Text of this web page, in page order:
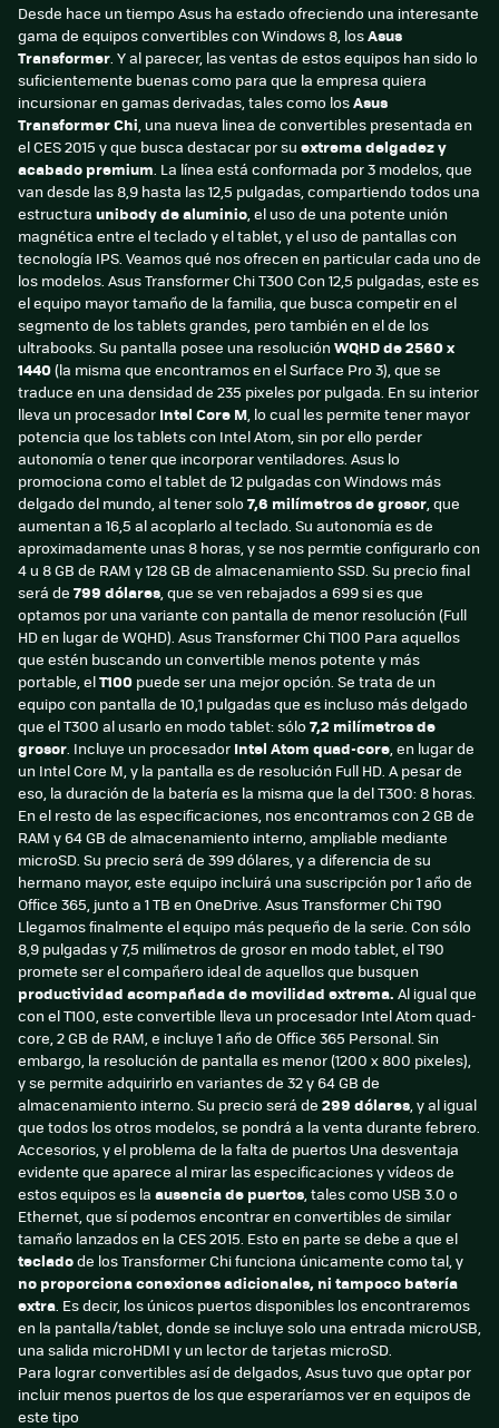
Desde hace un tiempo Asus ha estado ofreciendo una interesante
gama de equipos convertibles con Windows 8, losAsus
Transformer. Y al parecer, las ventas de estos equipos han sido lo
suficientemente buenas como para que la empresa quiera
incursionar en gamas derivadas, tales como losAsus
Transformer Chi, una nueva linea de convertibles presentada en
el CES 2015 y que busca destacar por su extrema delgadez y
acabado premium. La línea está conformada por 3 modelos, que
van desde las 8,9 hasta las 12,5 pulgadas, compartiendo todos una
estructura unibody de aluminio, el uso de una potente unión
magnética entre el teclado y el tablet, y el uso de pantallas con
tecnología IPS. Veamos qué nos ofrecen en particular cada uno de
los modelos. Asus Transformer Chi T300 Con 12,5 pulgadas, este es
el equipo mayor tamaño de la familia, que busca competir en el
segmento de los tablets grandes, pero también en el de los
ultrabooks. Su pantalla posee una resoluciónWQHD de 2560 x
1440(la misma que encontramos en el Surface Pro 3), que se
traduce en una densidad de 235 pixeles por pulgada. En su interior
lleva un procesador Intel Core M, lo cual les permite tener mayor
potencia que los tablets con Intel Atom, sin por ello perder
autonomía o tener que incorporar ventiladores. Asus lo
promociona como el tablet de 12 pulgadas con Windows más
delgado del mundo, al tener solo7,6 milímetros de grosor, que
aumentan a 16,5 al acoplarlo al teclado. Su autonomía es de
aproximadamente unas 8 horas, y se nos permtie configurarlo con
4 u 8 GB de RAM y 128 GB de almacenamiento SSD. Su precio final
será de 799 dólares, que se ven rebajados a 699 si es que
optamos por una variante con pantalla de menor resolución (Full
HD en lugar de WQHD). Asus Transformer Chi T100 Para aquellos
que estén buscando un convertible menos potente y más
portable, elT100 puede ser una mejor opción. Se trata de un
equipo con pantalla de 10,1 pulgadas que es incluso más delgado
que el T300 al usarlo en modo tablet: sólo7,2 milímetros de
grosor. Incluye un procesador Intel Atom quad-core, en lugar de
un Intel Core M, y la pantalla es de resolución Full HD. A pesar de
eso, la duración de la batería es la misma que la del T300: 8 horas.
En el resto de las especificaciones, nos encontramos con 2 GB de
RAM y 64 GB de almacenamiento interno, ampliable mediante
microSD. Su precio será de 399 dólares, y a diferencia de su
hermano mayor, este equipo incluirá una suscripción por 1 año de
Office 365, junto a 1 TB en OneDrive. Asus Transformer Chi T90
Llegamos finalmente el equipo más pequeño de la serie. Con sólo
8,9 pulgadas y 7,5 milímetros de grosor en modo tablet, el T90
promete ser el compañero ideal de aquellos que busquen
productividad acompañada de movilidad extrema. Al igual que
con el T100, este convertible lleva un procesador Intel Atom quad-
core, 2 GB de RAM, e incluye 1 año de Office 365 Personal. Sin
embargo, la resolución de pantalla es menor (1200 x 800 pixeles),
y se permite adquirirlo en variantes de 32 y 64 GB de
almacenamiento interno. Su precio será de 299 dólares, y al igual
que todos los otros modelos, se pondrá a la venta durante febrero.
Accesorios, y el problema de la falta de puertos Una desventaja
evidente que aparece al mirar las especificaciones y vídeos de
estos equipos es la ausencia de puertos, tales como USB 3.0 o
Ethernet, que sí podemos encontrar en convertibles de similar
tamaño lanzados en la CES 2015. Esto en parte se debe a que el
tecladode los Transformer Chi funciona únicamente como tal, y
no proporciona conexiones adicionales, ni tampoco batería
extra. Es decir, los únicos puertos disponibles los encontraremos
en la pantalla/tablet, donde se incluye solo una entrada microUSB,
una salida microHDMI y un lector de tarjetas microSD.
Para lograr convertibles así de delgados, Asus tuvo que optar por
incluir menos puertos de los que esperaríamos ver en equipos de
este tipo